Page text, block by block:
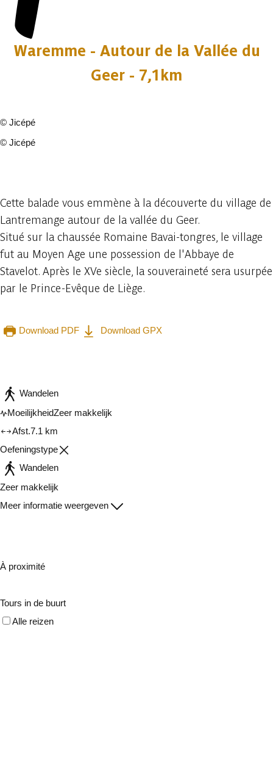
Waremme - Autour de la Vallée du
Geer - 7,1km
© Jicépé
© Jicépé
Cette balade vous emmène à la découverte du village de
Lantremange autour de la vallée du Geer.
Situé sur la chaussée Romaine Bavai-tongres, le village
fut au Moyen Age une possession de l'Abbaye de
Stavelot. Après le XVe siècle, la souveraineté sera usurpée
par le Prince-Evêque de Liège.
Download PDF
Download GPX
Wandelen
MoeilijkheidZeer makkelijk
Afst.7.1 km
Oefeningstype
Wandelen
Zeer makkelijk
Meer informatie weergeven
À proximité
Tours in de buurt
Alle reizen